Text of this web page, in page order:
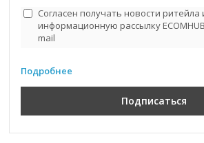
Согласен получать новости ритейла
информационную рассылку
mail
Подробнее